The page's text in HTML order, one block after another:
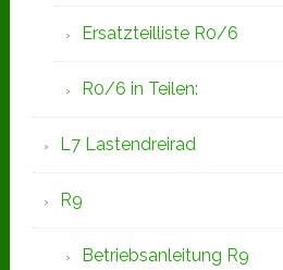
Ersatzteilliste R0/6
R0/6 in Teilen:
L7 Lastendreirad
R9
Betriebsanleitung R9